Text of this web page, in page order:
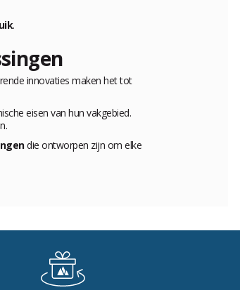
.
innovaties maken het tot
eisen van hun vakgebied.
die ontworpen zijn om elke